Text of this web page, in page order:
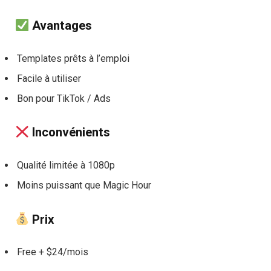
Avantages
Templates prêts à l’emploi
Facile à utiliser
Bon pour TikTok / Ads
Inconvénients
Qualité limitée à 1080p
Moins puissant que Magic Hour
Prix
Free + $24/mois